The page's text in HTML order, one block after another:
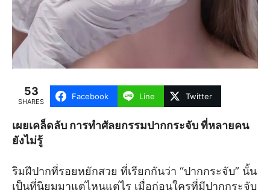
53
SHARES
Facebook Line Twitter
เผยเคล็ดลับ การทำศัลยกรรมปากกระจับ ที่หลายคน
ยังไม่รู้
ริมฝีปากที่รอยหยักสวย ที่เรียกกันว่า “ปากกระจับ” นั้น
เป็นที่นิยมมาแต่ไหนแต่ไร เมื่อก่อนใครที่มีปากกระจับ